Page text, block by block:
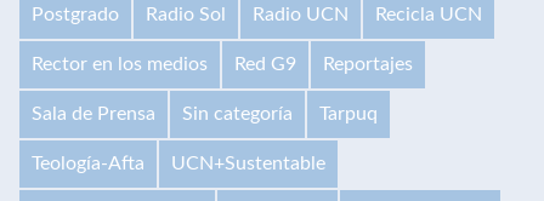
Postgrado Radio Sol Radio UCN Recicla UCN
Rector en los medios Red G9 Reportajes
Sala de Prensa Sin categoría Tarpuq
Teología-Afta UCN+Sustentable